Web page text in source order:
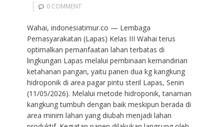
0 COMMENT
Wahai, indonesiatimur.co — Lembaga
Pemasyarakatan (Lapas) Kelas III Wahai terus
optimalkan pemanfaatan lahan terbatas di
lingkungan Lapas melalui pembinaan kemandirian
ketahanan pangan, yaitu panen dua kg kangkung
hidroponik di area pagar pintu steril Lapas, Senin
(11/05/2026). Melalui metode hidroponik, tanaman
kangkung tumbuh dengan baik meskipun berada di
area minim lahan yang diubah menjadi lahan